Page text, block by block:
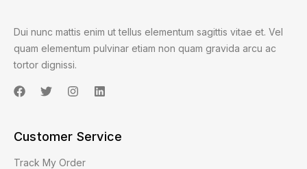
Dui nunc mattis enim ut tellus elementum sagittis vitae et. Vel
quam elementum pulvinar etiam non quam gravida arcu ac
tortor dignissi.
Customer Service
Track My Order